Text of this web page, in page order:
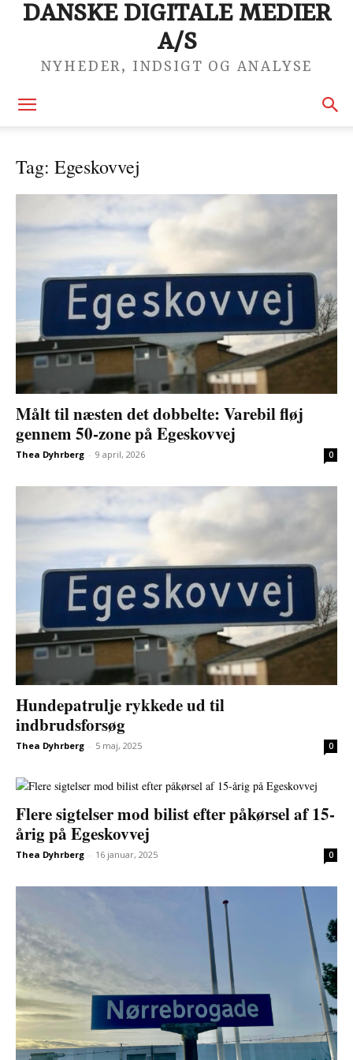
DANSKE DIGITALE MEDIER
A/S
NYHEDER, INDSIGT OG ANALYSE
Tag: Egeskovvej
Målt til næsten det dobbelte: Varebil fløj
gennem 50-zone på Egeskovvej
Thea Dyhrberg - 9 april, 2026 0
Hundepatrulje rykkede ud til
indbrudsforsøg
Thea Dyhrberg - 5 maj, 2025 0
Flere sigtelser mod bilist efter påkørsel af 15-
årig på Egeskovvej
Thea Dyhrberg - 16 januar, 2025 0